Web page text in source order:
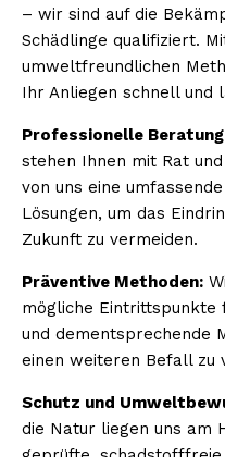
– wir sind auf die
Schädlinge qualifiziert.
umweltfreundlichen
Ihr Anliegen schnell und
Professionelle
stehen Ihnen mit Rat
von uns eine
Lösungen, um das
Zukunft zu vermeiden.
Präventive Methoden:
mögliche Eintrittspunkte
und dementsprechende
einen weiteren Befall zu
Schutz und
die Natur liegen uns am